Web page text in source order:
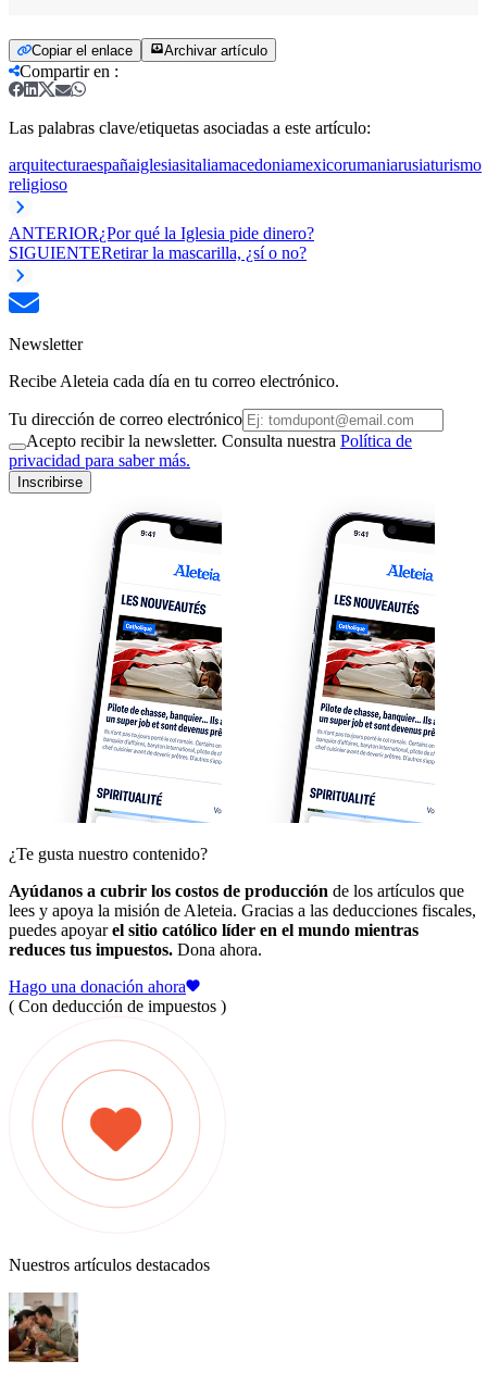
Copiar el enlace Archivar artículo
Compartir en :
Las palabras clave/etiquetas asociadas a este artículo:
arquitecturaespañaiglesiasitaliamacedoniamexicorumaniarusiaturismo
religioso
ANTERIOR¿Por qué la Iglesia pide dinero?
SIGUIENTERetirar la mascarilla, ¿sí o no?
Newsletter
Recibe Aleteia cada día en tu correo electrónico.
Tu dirección de correo electrónico
Acepto recibir la newsletter. Consulta nuestra Política de
privacidad para saber más.
Inscribirse
¿Te gusta nuestro contenido?
Ayúdanos a cubrir los costos de producción de los artículos que
lees y apoya la misión de Aleteia. Gracias a las deducciones fiscales,
puedes apoyarel sitio católico líder en el mundo mientras
reduces tus impuestos. Dona ahora.
Hago una donación ahora
( Con deducción de impuestos )
Nuestros artículos destacados